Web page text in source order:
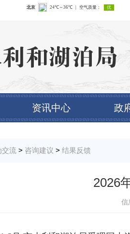
资讯中心 政
交流 > 咨询建议 > 结果反馈
2026
信